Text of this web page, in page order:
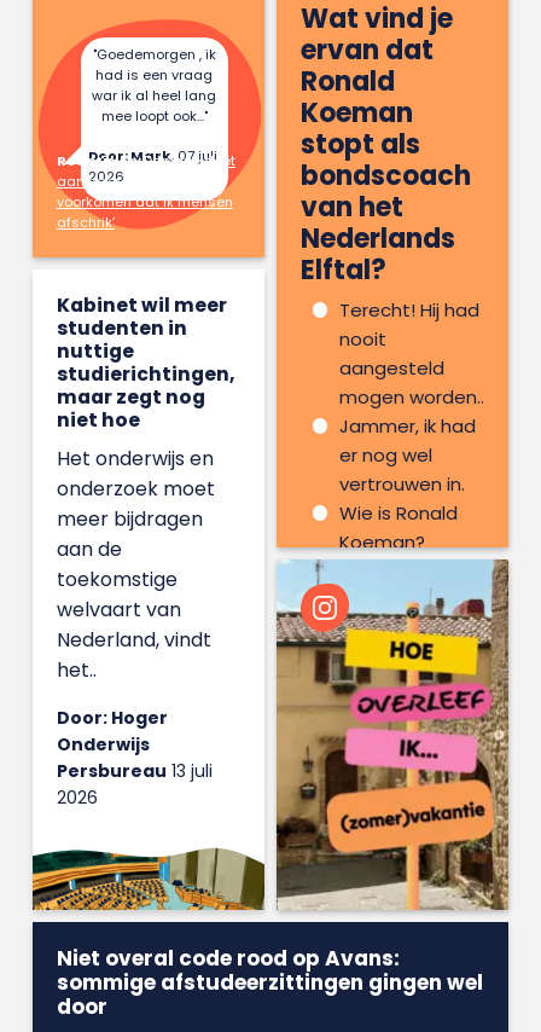
"Goedemorgen , ik
had is een vraag
war ik al heel lang
mee loopt ook..."
Door: Mark,07 juli
2026
Reactie op:Danique doet
aan hekserij: ‘Ik wil
voorkomen dat ik mensen
afschrik’
Wat vind je
ervan dat
Ronald
Koeman
stopt als
bondscoach
van het
Nederlands
Elftal?
Terecht! Hij had
nooit
aangesteld
mogen worden..
Jammer, ik had
er nog wel
vertrouwen in.
Wie is Ronald
Koeman?
Kabinet wil meer
studenten in
nuttige
studierichtingen,
maar zegt nog
niet hoe
Het onderwijs en
onderzoek moet
meer bijdragen
aan de
toekomstige
welvaart van
Nederland, vindt
het..
Door: Hoger
Onderwijs
Persbureau 13 juli
2026
Niet overal code rood op Avans:
sommige afstudeerzittingen gingen wel
door